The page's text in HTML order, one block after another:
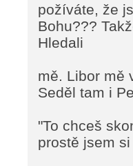
požíváte, že
Bohu???
Hledali
mě. Libor mě
Seděl tam i
"To chceš
prostě jsem